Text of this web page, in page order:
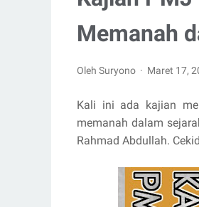
Memanah
Oleh Suryono Maret 17,
Kali ini ada kajian
memanah dalam
Rahmad Abdullah.